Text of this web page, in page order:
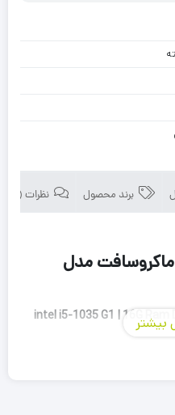
برند محصول نظرات (0)
12 اینچی ماکروسافت مدل
intel i5-1035 G1 | 16G Ram